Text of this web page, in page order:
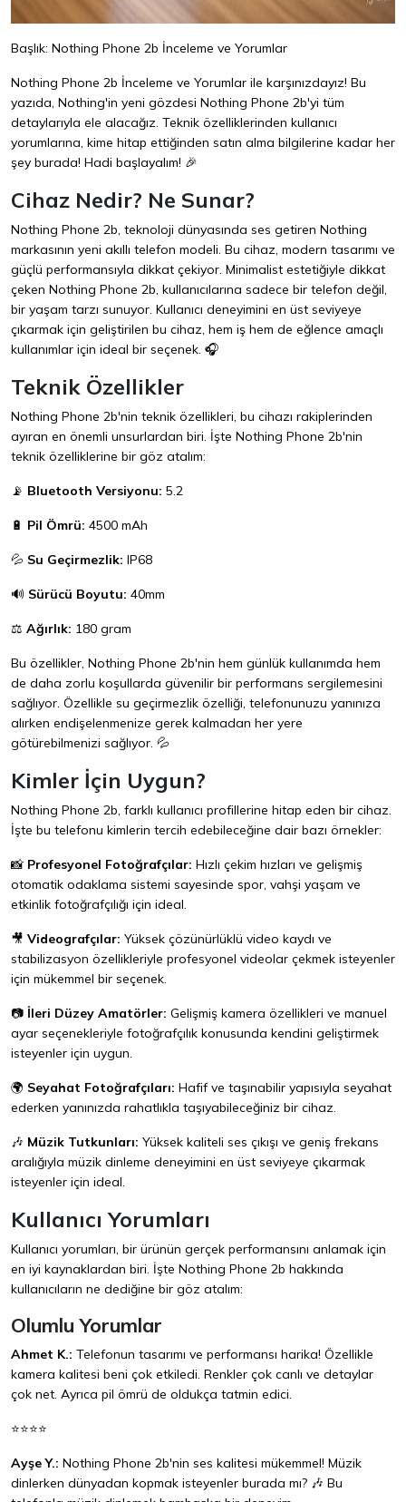
Başlık: Nothing Phone 2b İnceleme ve Yorumlar
Nothing Phone 2b İnceleme ve Yorumlar ile karşınızdayız! Bu
yazıda, Nothing'in yeni gözdesi Nothing Phone 2b'yi tüm
detaylarıyla ele alacağız. Teknik özelliklerinden kullanıcı
yorumlarına, kime hitap ettiğinden satın alma bilgilerine kadar her
şey burada! Hadi başlayalım! 🎉
Cihaz Nedir? Ne Sunar?
Nothing Phone 2b, teknoloji dünyasında ses getiren Nothing
markasının yeni akıllı telefon modeli. Bu cihaz, modern tasarımı ve
güçlü performansıyla dikkat çekiyor. Minimalist estetiğiyle dikkat
çeken Nothing Phone 2b, kullanıcılarına sadece bir telefon değil,
bir yaşam tarzı sunuyor. Kullanıcı deneyimini en üst seviyeye
çıkarmak için geliştirilen bu cihaz, hem iş hem de eğlence amaçlı
kullanımlar için ideal bir seçenek. 🎧
Teknik Özellikler
Nothing Phone 2b'nin teknik özellikleri, bu cihazı rakiplerinden
ayıran en önemli unsurlardan biri. İşte Nothing Phone 2b'nin
teknik özelliklerine bir göz atalım:
📡 Bluetooth Versiyonu: 5.2
🔋 Pil Ömrü: 4500 mAh
💦 Su Geçirmezlik: IP68
🔊 Sürücü Boyutu: 40mm
⚖️ Ağırlık: 180 gram
Bu özellikler, Nothing Phone 2b'nin hem günlük kullanımda hem
de daha zorlu koşullarda güvenilir bir performans sergilemesini
sağlıyor. Özellikle su geçirmezlik özelliği, telefonunuzu yanınıza
alırken endişelenmenize gerek kalmadan her yere
götürebilmenizi sağlıyor. 💦
Kimler İçin Uygun?
Nothing Phone 2b, farklı kullanıcı profillerine hitap eden bir cihaz.
İşte bu telefonu kimlerin tercih edebileceğine dair bazı örnekler:
📸 Profesyonel Fotoğrafçılar: Hızlı çekim hızları ve gelişmiş
otomatik odaklama sistemi sayesinde spor, vahşi yaşam ve
etkinlik fotoğrafçılığı için ideal.
🎥 Videografçılar: Yüksek çözünürlüklü video kaydı ve
stabilizasyon özellikleriyle profesyonel videolar çekmek isteyenler
için mükemmel bir seçenek.
📷 İleri Düzey Amatörler: Gelişmiş kamera özellikleri ve manuel
ayar seçenekleriyle fotoğrafçılık konusunda kendini geliştirmek
isteyenler için uygun.
🌍 Seyahat Fotoğrafçıları: Hafif ve taşınabilir yapısıyla seyahat
ederken yanınızda rahatlıkla taşıyabileceğiniz bir cihaz.
🎶 Müzik Tutkunları: Yüksek kaliteli ses çıkışı ve geniş frekans
aralığıyla müzik dinleme deneyimini en üst seviyeye çıkarmak
isteyenler için ideal.
Kullanıcı Yorumları
Kullanıcı yorumları, bir ürünün gerçek performansını anlamak için
en iyi kaynaklardan biri. İşte Nothing Phone 2b hakkında
kullanıcıların ne dediğine bir göz atalım:
Olumlu Yorumlar
Ahmet K.: Telefonun tasarımı ve performansı harika! Özellikle
kamera kalitesi beni çok etkiledi. Renkler çok canlı ve detaylar
çok net. Ayrıca pil ömrü de oldukça tatmin edici.
⭐⭐⭐⭐
Ayşe Y.: Nothing Phone 2b'nin ses kalitesi mükemmel! Müzik
dinlerken dünyadan kopmak isteyenler burada mı? 🎶 Bu